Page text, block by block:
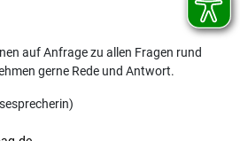
auf Anfrage zu allen Fragen rund
gerne Rede und Antwort.